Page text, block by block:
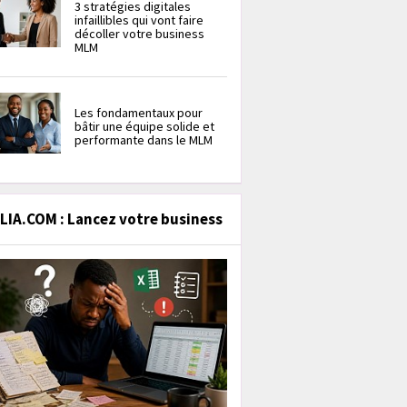
3 stratégies digitales
infaillibles qui vont faire
décoller votre business
MLM
Les fondamentaux pour
bâtir une équipe solide et
performante dans le MLM
: Lancez votre business